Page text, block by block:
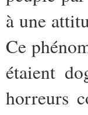
à une
Ce
étaient
horreurs